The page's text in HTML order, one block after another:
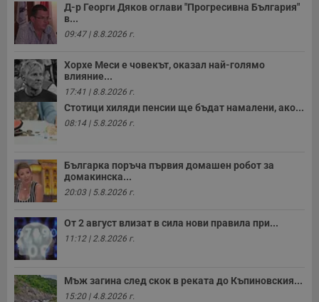
Д-р Георги Дяков оглави "Прогресивна България"
в...
09:47 | 8.8.2026 г.
Хорхе Меси е човекът, оказал най-голямо
влияние...
17:41 | 8.8.2026 г.
Стотици хиляди пенсии ще бъдат намалени, ако...
08:14 | 5.8.2026 г.
Българка поръча първия домашен робот за
домакинска...
20:03 | 5.8.2026 г.
От 2 август влизат в сила нови правила при...
11:12 | 2.8.2026 г.
Мъж загина след скок в реката до Къпиновския...
15:20 | 4.8.2026 г.